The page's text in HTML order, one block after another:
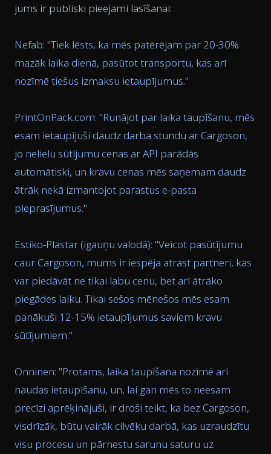
jums ir publiski pieejami lasīšanai:
Nefab: "Tiek lēsts, ka mēs patērējam par 20-30%
mazāk laika dienā, pasūtot transportu, kas arī
nozīmē tiešus izmaksu ietaupījumus."
PrintOnPack.com: "Runājot par laika taupīšanu, mēs
esam ietaupījuši daudz darba stundu ar Cargoson,
jo nelielu sūtījumu cenas ar API parādās
automātiski, un kravu cenas mēs saņemam daudz
ātrāk nekā izmantojot parastus e-pasta
pieprasījumus."
Estiko-Plastar (igauņu valodā): "Veicot pasūtījumu
caur Cargoson, mums ir iespēja atrast partneri, kas
var piedāvāt ne tikai labu cenu, bet arī ātrāko
piegādes laiku. Tikai sešos mēnešos mēs esam
panākuši 12-15% ietaupījumus saviem kravu
sūtījumiem."
Onninen: "Protams, laika taupīšana nozīmē arī
naudas ietaupīšanu, un, lai gan mēs to neesam
precīzi aprēķinājuši, ir droši teikt, ka bez Cargoson,
visdrīzāk, būtu vairāk cilvēku darbā, kas uzraudzītu
visu procesu un pārnestu sarunu saturu uz